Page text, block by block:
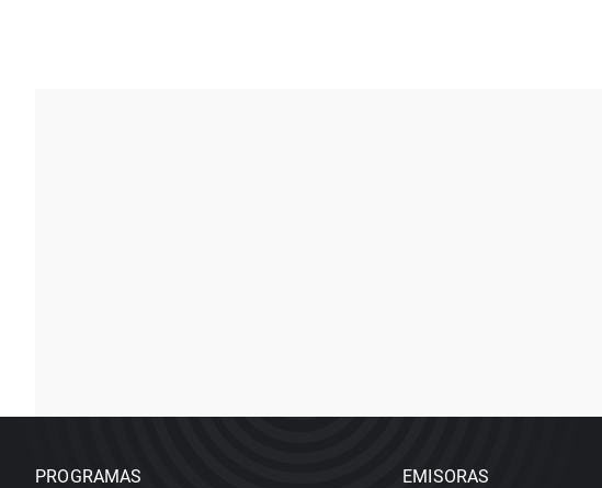
PROGRAMAS EMISORAS